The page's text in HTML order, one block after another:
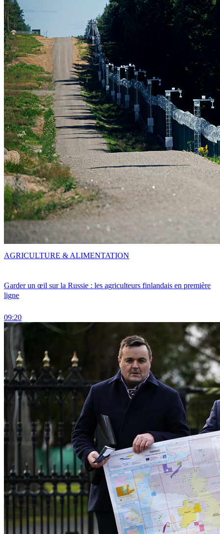
Garder un œil sur la Russie : les agriculteurs finlandais en première
ligne
09:20
AGRICULTURE & ALIMENTATION